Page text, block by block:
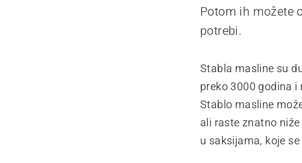
Potom ih možete
potrebi.
Stabla masline su
preko 3000 godina
Stablo masline
ali raste znatno
u saksijama, koje